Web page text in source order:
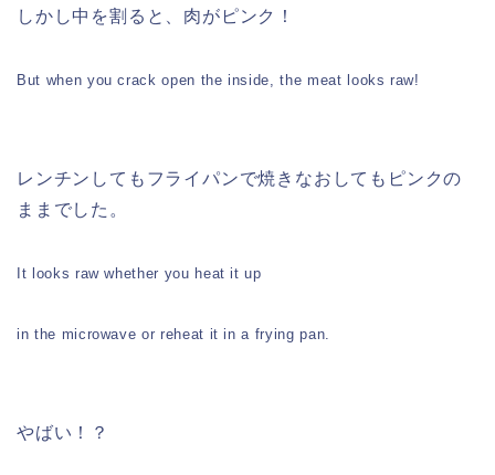
しかし中を割ると、肉がピンク！
But when you crack open the inside, the meat looks raw!
レンチンしてもフライパンで焼きなおしてもピンクの
ままでした。
It looks raw whether you heat it up
in the microwave or reheat it in a frying pan.
やばい！？